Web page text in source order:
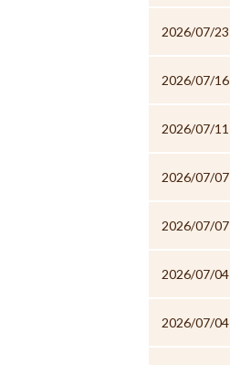
2026/07/23
2026/07/16
2026/07/11
2026/07/07
2026/07/07
2026/07/04
2026/07/04